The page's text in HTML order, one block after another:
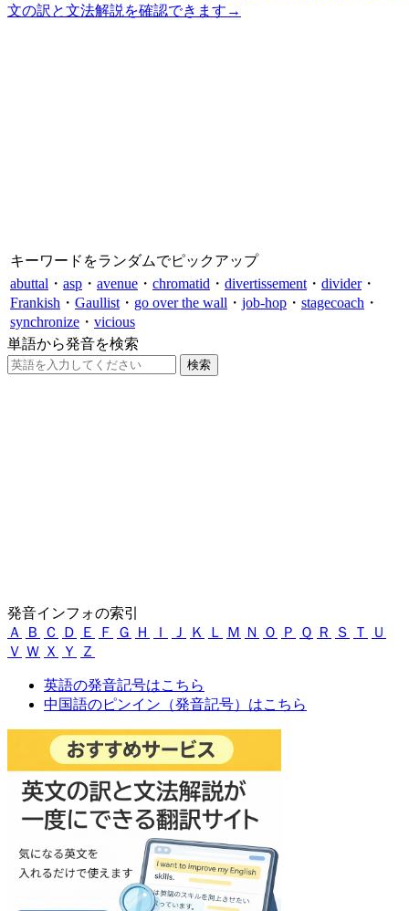
文の訳と文法解説を確認できます →
キーワードをランダムでピックアップ
abuttal ・ asp ・ avenue ・ chromatid ・ divertissement ・ divider・
Frankish ・ Gaullist ・ go over the wall ・ job-hop ・ stagecoach ・
synchronize ・ vicious
単語から発音を検索
発音インフォの索引
Ａ
Ｂ Ｃ Ｄ Ｅ Ｆ Ｇ Ｈ Ｉ Ｊ Ｋ Ｌ Ｍ Ｎ Ｏ Ｐ Ｑ Ｒ Ｓ Ｔ
Ｕ
Ｖ Ｗ Ｘ Ｙ Ｚ
英語の発音記号はこちら
中国語のピンイン（発音記号）はこちら